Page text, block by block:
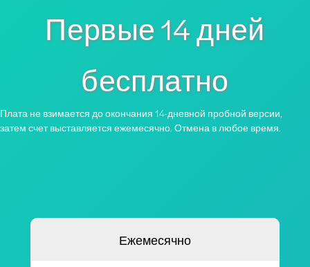
Первые 14 дней
бесплатно
Плата не взимается до окончания 14-дневной пробной версии,
затем счет выставляется ежемесячно. Отмена в любое время.
Ежемесячно